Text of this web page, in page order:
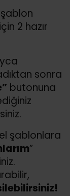
2 hazır
sonra
butonuna
şablonlara
”